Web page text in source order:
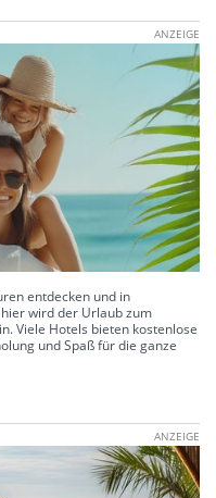
ANZEIGE
entdecken und in
wird der Urlaub zum
Viele Hotels bieten kostenlose
und Spaß für die ganze
ANZEIGE